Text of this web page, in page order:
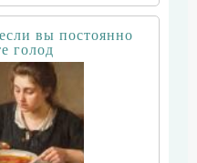
вы постоянно
голод